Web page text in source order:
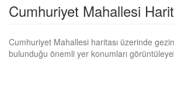
Cumhuriyet Mahallesi
Cumhuriyet Mahallesi haritası üzerinde
bulunduğu önemli yer konumları